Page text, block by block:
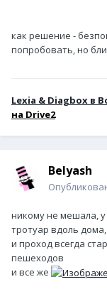
как решение -
попробовать, но
Lexia & Diagbox в
на Drive2
Belyash
никому не мешала,
тротуар вдоль
и проход всегда
пешеходов
и все же